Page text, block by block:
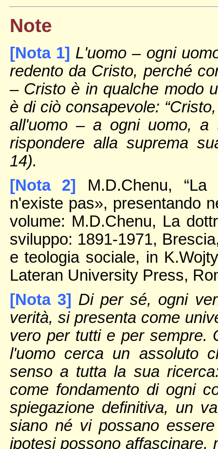
Note
[Nota 1] L'uomo – ogni
redento da Cristo, perché
– Cristo è in qualche modo
è di ciò consapevole:
all'uomo – a ogni uomo,
rispondere alla suprema
14).
[Nota 2]
M.D.Chenu,
n'existe pas», presentando
volume: M.D.Chenu, La
sviluppo: 1891-1971,
e teologia sociale, in
Lateran University Press,
[Nota 3] Di per sé, ogni
verità, si presenta come
vero per tutti e per sempre.
l'uomo cerca un assoluto
senso a tutta la sua
come fondamento di ogni
spiegazione definitiva, un
siano né vi possano
ipotesi possono affascinare,